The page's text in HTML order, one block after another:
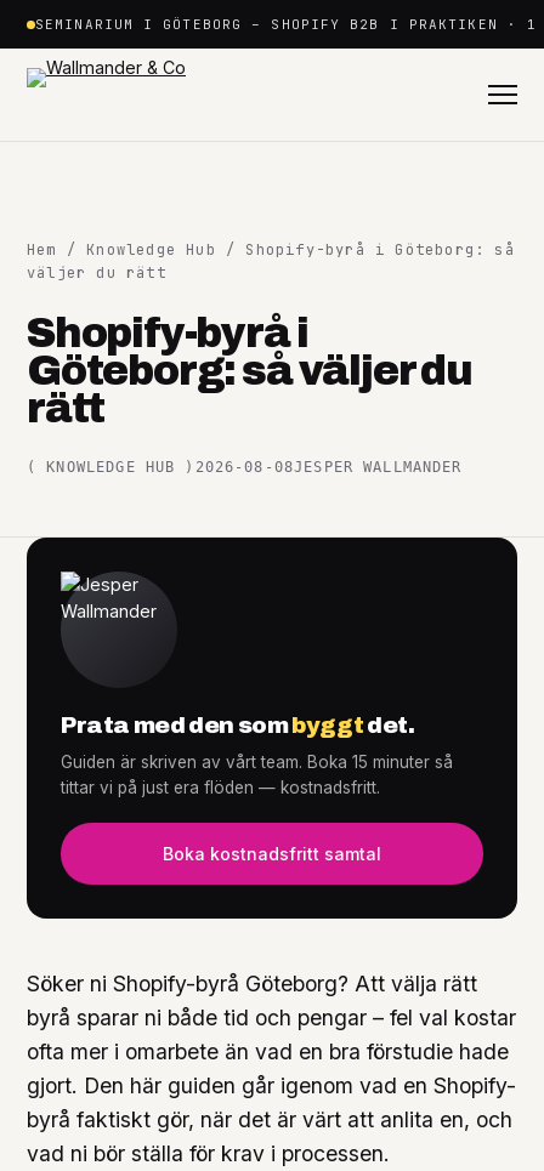
innehåll
SEMINARIUM I GÖTEBORG – SHOPIFY B2B I PRAKTIKEN · 1
Shopify +
Plattformar +
Tjänster
Knowledge Hub
Hem / Knowledge Hub
/ Shopify-byrå i Göteborg: så
väljer du rätt
Shopify-byrå i
Göteborg: så väljer du
rätt
( KNOWLEDGE HUB ) 2026-08-08JESPER WALLMANDER
Söker ni Shopify-byrå Göteborg? Att välja rätt
byrå sparar ni både tid och pengar – fel val kostar
ofta mer i omarbete än vad en bra förstudie hade
gjort. Den här guiden går igenom vad en Shopify-
byrå faktiskt gör, när det är värt att anlita en, och
vad ni bör ställa för krav i processen.
Prata med den sombyggtdet.
Guiden är skriven av vårt team. Boka 15 minuter så
tittar vi på just era flöden — kostnadsfritt.
Boka kostnadsfritt samtal